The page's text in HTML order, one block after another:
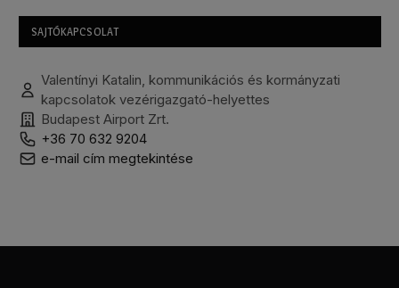
SAJTÓKAPCSOLAT
Valentínyi Katalin, kommunikációs és kormányzati
kapcsolatok vezérigazgató-helyettes
Budapest Airport Zrt.
+36 70 632 9204
e-mail cím megtekintése